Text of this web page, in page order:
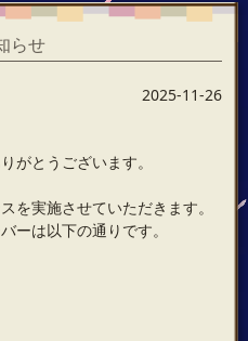
らせ
2025-11-26
がとうございます。
を実施させていただきます。
ーは以下の通りです。